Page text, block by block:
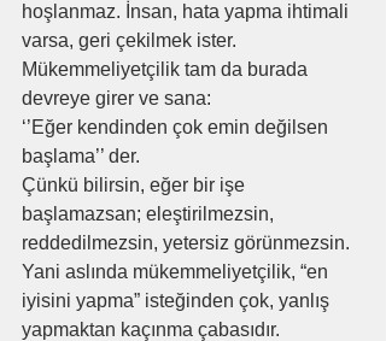
hoşlanmaz. İnsan, hata yapma ihtimali
varsa, geri çekilmek ister.
Mükemmeliyetçilik tam da burada
devreye girer ve sana:
‘’Eğer kendinden çok emin değilsen
başlama’’ der.
Çünkü bilirsin, eğer bir işe
başlamazsan; eleştirilmezsin,
reddedilmezsin, yetersiz görünmezsin.
Yani aslında mükemmeliyetçilik, “en
iyisini yapma” isteğinden çok, yanlış
yapmaktan kaçınma çabasıdır.